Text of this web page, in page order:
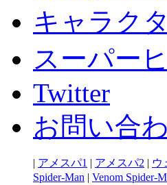
キャラク
スーパー
Twitter
お問い合
| アメスパ1 | アメスパ2 | ウ
Spider-Man | Venom Spider-